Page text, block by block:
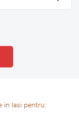
in Iasi pentru: